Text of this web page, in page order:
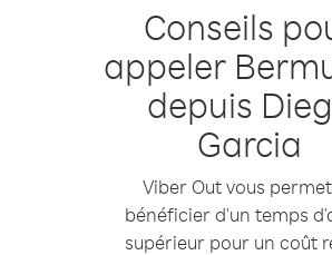
Conseils
appeler
depuis
Garcia
Viber Out vous
bénéficier d'un temps
supérieur pour un coût